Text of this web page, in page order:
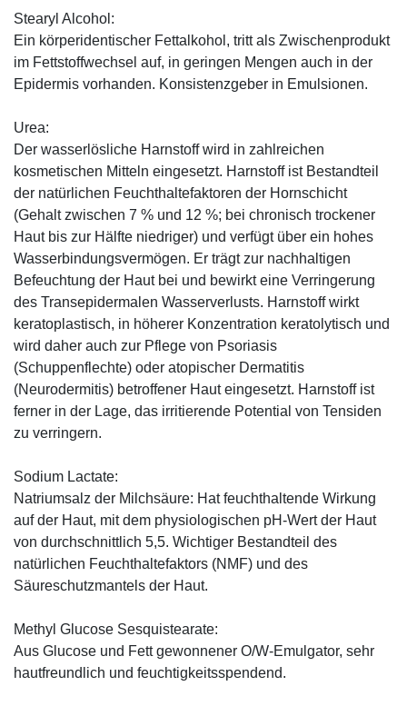
Stearyl Alcohol:
Ein körperidentischer Fettalkohol, tritt als Zwischenprodukt
im Fettstoffwechsel auf, in geringen Mengen auch in der
Epidermis vorhanden. Konsistenzgeber in Emulsionen.
Urea:
Der wasserlösliche Harnstoff wird in zahlreichen
kosmetischen Mitteln eingesetzt. Harnstoff ist Bestandteil
der natürlichen Feuchthaltefaktoren der Hornschicht
(Gehalt zwischen 7 % und 12 %; bei chronisch trockener
Haut bis zur Hälfte niedriger) und verfügt über ein hohes
Wasserbindungsvermögen. Er trägt zur nachhaltigen
Befeuchtung der Haut bei und bewirkt eine Verringerung
des Transepidermalen Wasserverlusts. Harnstoff wirkt
keratoplastisch, in höherer Konzentration keratolytisch und
wird daher auch zur Pflege von Psoriasis
(Schuppenflechte) oder atopischer Dermatitis
(Neurodermitis) betroffener Haut eingesetzt. Harnstoff ist
ferner in der Lage, das irritierende Potential von Tensiden
zu verringern.
Sodium Lactate:
Natriumsalz der Milchsäure: Hat feuchthaltende Wirkung
auf der Haut, mit dem physiologischen pH-Wert der Haut
von durchschnittlich 5,5. Wichtiger Bestandteil des
natürlichen Feuchthaltefaktors (NMF) und des
Säureschutzmantels der Haut.
Methyl Glucose Sesquistearate:
Aus Glucose und Fett gewonnener O/W-Emulgator, sehr
hautfreundlich und feuchtigkeitsspendend.